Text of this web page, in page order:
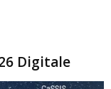
Digitale